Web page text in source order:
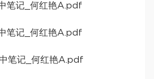
笔记_何红艳A.pdf
笔记_何红艳A.pdf
笔记_何红艳A.pdf